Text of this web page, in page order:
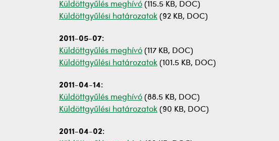
Küldöttgyűlés meghívó (115.5 KB, DOC)
Küldöttgyűlési határozatok (92 KB, DOC)
2011-05-07:
Küldöttgyűlés meghívó (117 KB, DOC)
Küldöttgyűlési határozatok (101.5 KB, DOC)
2011-04-14:
Küldöttgyűlés meghívó (88.5 KB, DOC)
Küldöttgyűlési határozatok (90 KB, DOC)
2011-04-02: